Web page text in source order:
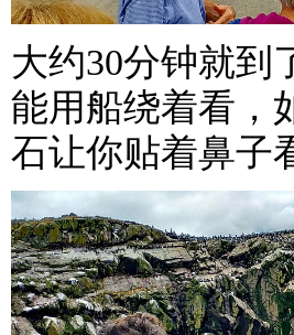
大约30分钟就到
能用船绕着看，
石让你贴着鼻子